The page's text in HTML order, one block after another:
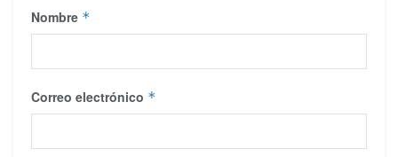
Nombre *
Correo electrónico *